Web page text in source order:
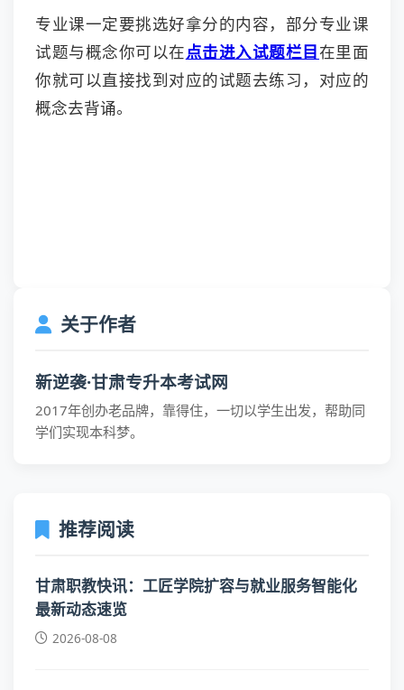
专业课一定要挑选好拿分的内容，部分专业课
试题与概念你可以在点击进入试题栏目在里面
你就可以直接找到对应的试题去练习，对应的
概念去背诵。
关于作者
新逆袭·甘肃专升本考试网
2017年创办老品牌，靠得住，一切以学生出发，帮助同
学们实现本科梦。
推荐阅读
甘肃职教快讯：工匠学院扩容与就业服务智能化
最新动态速览
2026-08-08